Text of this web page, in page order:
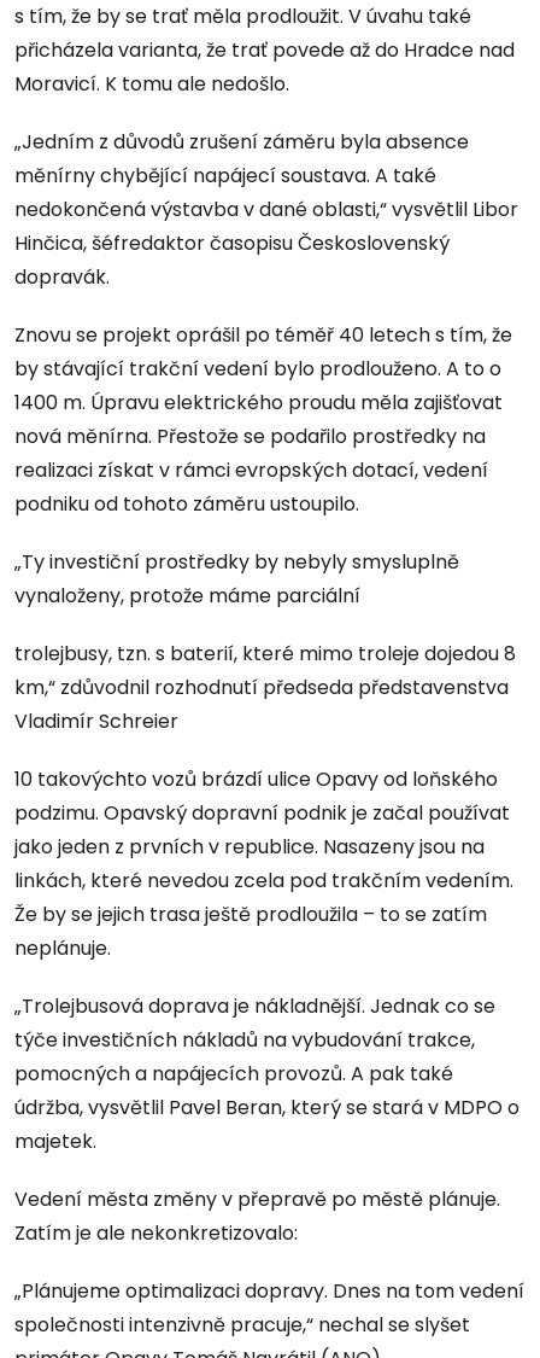
s tím, že by se trať měla prodloužit. V úvahu také
přicházela varianta, že trať povede až do Hradce nad
Moravicí. K tomu ale nedošlo.
„Jedním z důvodů zrušení záměru byla absence
měnírny chybějící napájecí soustava. A také
nedokončená výstavba v dané oblasti,“ vysvětlil Libor
Hinčica, šéfredaktor časopisu Československý
dopravák.
Znovu se projekt oprášil po téměř 40 letech s tím, že
by stávající trakční vedení bylo prodlouženo. A to o
1400 m. Úpravu elektrického proudu měla zajišťovat
nová měnírna. Přestože se podařilo prostředky na
realizaci získat v rámci evropských dotací, vedení
podniku od tohoto záměru ustoupilo.
„Ty investiční prostředky by nebyly smysluplně
vynaloženy, protože máme parciální
trolejbusy, tzn. s baterií, které mimo troleje dojedou 8
km,“ zdůvodnil rozhodnutí předseda představenstva
Vladimír Schreier
10 takovýchto vozů brázdí ulice Opavy od loňského
podzimu. Opavský dopravní podnik je začal používat
jako jeden z prvních v republice. Nasazeny jsou na
linkách, které nevedou zcela pod trakčním vedením.
Že by se jejich trasa ještě prodloužila – to se zatím
neplánuje.
„Trolejbusová doprava je nákladnější. Jednak co se
týče investičních nákladů na vybudování trakce,
pomocných a napájecích provozů. A pak také
údržba, vysvětlil Pavel Beran, který se stará v MDPO o
majetek.
Vedení města změny v přepravě po městě plánuje.
Zatím je ale nekonkretizovalo:
„Plánujeme optimalizaci dopravy. Dnes na tom vedení
společnosti intenzivně pracuje,“ nechal se slyšet